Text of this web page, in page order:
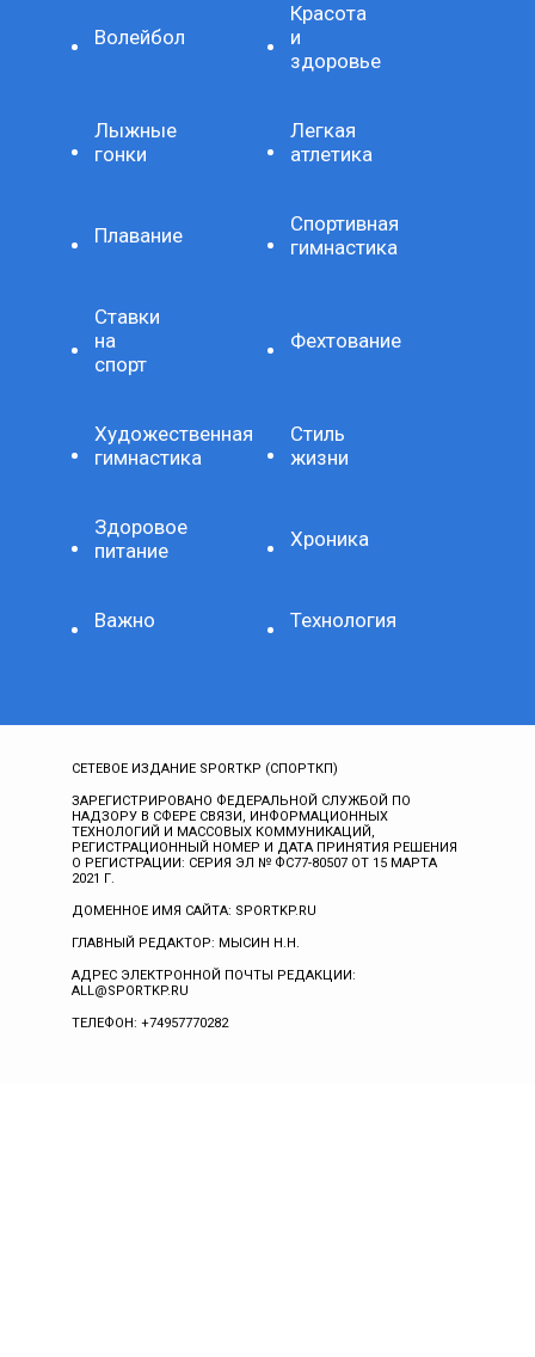
Волейбол
Красота
и
здоровье
Лыжные
гонки
Легкая
атлетика
Плавание
Спортивная
гимнастика
Ставки
на
спорт
Фехтование
Художественная
гимнастика
Стиль
жизни
Здоровое
питание
Хроника
Важно Технология
СЕТЕВОЕ ИЗДАНИЕ SPORTKP (СПОРТКП)
ЗАРЕГИСТРИРОВАНО ФЕДЕРАЛЬНОЙ СЛУЖБОЙ ПО
НАДЗОРУ В СФЕРЕ СВЯЗИ, ИНФОРМАЦИОННЫХ
ТЕХНОЛОГИЙ И МАССОВЫХ КОММУНИКАЦИЙ,
РЕГИСТРАЦИОННЫЙ НОМЕР И ДАТА ПРИНЯТИЯ РЕШЕНИЯ
О РЕГИСТРАЦИИ: СЕРИЯ ЭЛ № ФС77-80507 ОТ 15 МАРТА
2021 Г.
ДОМЕННОЕ ИМЯ САЙТА: SPORTKP.RU
ГЛАВНЫЙ РЕДАКТОР: МЫСИН Н.Н.
АДРЕС ЭЛЕКТРОННОЙ ПОЧТЫ РЕДАКЦИИ:
ALL@SPORTKP.RU
ТЕЛЕФОН: +74957770282